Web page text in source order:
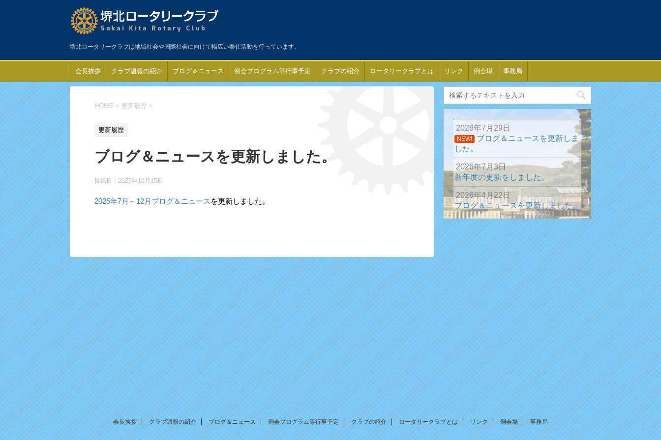
堺北ロータリークラブは地域社会や国際社会に向けて幅広い奉仕活動を行っています。
会長挨拶 クラブ週報の紹介 ブログ＆ニュース 例会プログラム等行事予定 クラブの紹介 ロータリークラブとは リンク 例会場 事務局
HOME > 更新履歴 >
更新履歴
ブログ＆ニュースを更新しました。
投稿日： 2025年10月15日
2025年7月～12月ブログ＆ニュース を更新しました。
2026年7月29日
NEW!
ブログ＆ニュースを更新しま
した。
2026年7月3日
新年度の更新をしました。
2026年4月22日
ブログ＆ニュースを更新しました。
2026年1月13日
ブログ＆ニュースを更新しました。
2025年12月31日
ブログ＆ニュースを更新しました。
2025年10月15日
ブログ＆ニュースを更新しました。
2025年7月8日
新年度の更新をしました。
2025年1月22日
ブログ＆ニュースを更新しました。
2024年12月31日
ブログ＆ニュースを更新しました。
2024年12月10日
ブログ＆ニュースを更新しました。
会長挨拶 クラブ週報の紹介 ブログ＆ニュース 例会プログラム等行事予定 クラブの紹介 ロータリークラブとは リンク 例会場 事務局